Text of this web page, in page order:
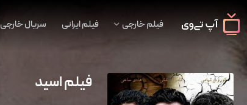
فیلم خارجی فیلم ایرانی سریال خارجی
فیلم اسید